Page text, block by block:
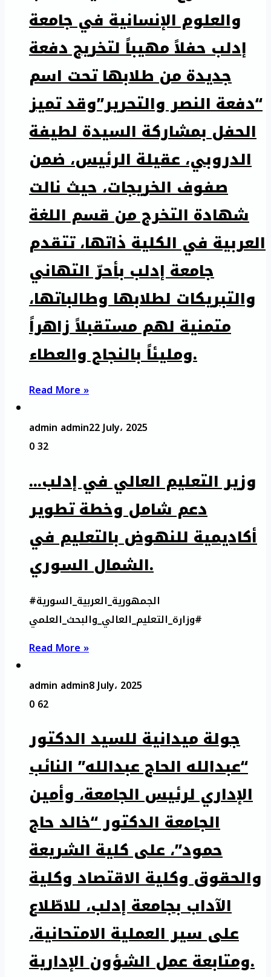
والعلوم الإنسانية في جامعة
إدلب حفلاً مهيباً لتخريج دفعة
جديدة من طلابها تحت اسم
“دفعة النصر والتحرير”وقد تميز
الحفل بمشاركة السيدة لطيفة
الدروبي، عقيلة الرئيس، ضمن
صفوف الخريجات، حيث نالت
شهادة التخرج من قسم اللغة
العربية في الكلية ذاتها، تتقدم
جامعة إدلب بأحرّ التهاني
والتبريكات لطلابها وطالباتها،
متمنية لهم مستقبلاً زاهراً
ومليئاً بالنجاح والعطاء.
Read More »
admin admin22 July، 2025
032
وزير التعليم العالي في إدلب…
دعم شامل وخطة تطوير
أكاديمية للنهوض بالتعليم في
الشمال السوري.
#الجمهورية_العربية_السورية
#وزارة_التعليم_العالي_والبحث_العلمي
Read More »
admin admin8 July، 2025
062
جولة ميدانية للسيد الدكتور
“عبدالله الحاج عبدالله” النائب
الإداري لرئيس الجامعة، وأمين
الجامعة الدكتور “خالد حاج
حمود”، على كلية الشريعة
والحقوق وكلية الاقتصاد وكلية
الآداب بجامعة إدلب، للاطّلاع
على سير العملية الامتحانية،
ومتابعة عمل الشؤون الإدارية.